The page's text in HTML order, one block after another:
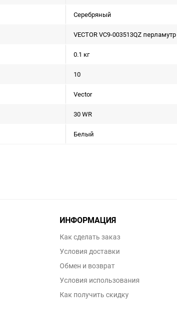
Серебряный
VECTOR VC9-003513QZ перламутр
0.1 кг
10
Vector
30 WR
Белый
ИНФОРМАЦИЯ
Как сделать заказ
Условия доставки
Обмен и возврат
Условия использования
Как получить скидку